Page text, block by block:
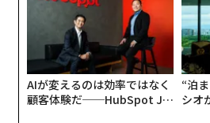
advertisement
AIが変えるのは効率ではなく
顧客体験だ──HubSpot Ja
“泊
シオ